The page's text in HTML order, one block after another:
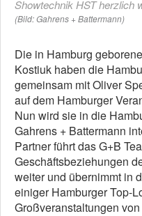
Showtechnik HST herzlich
(Bild: Gahrens + Battermann)
Die in Hamburg
Kostiuk haben die
gemeinsam mit Oliver
auf dem Hamburger
Nun wird sie in die
Gahrens + Battermann
Partner führt das G+B
Geschäftsbeziehungen
weiter und übernimmt in
einiger Hamburger Top-
Großveranstaltungen von